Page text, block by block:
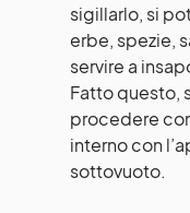
sigillarlo, si
erbe, spezie,
servire a
Fatto questo,
procedere
interno con
sottovuoto.